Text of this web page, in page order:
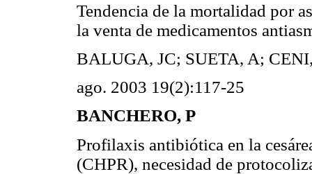
Tendencia de la mortalidad por
la venta de medicamentos
BALUGA, JC; SUETA, A;
ago. 2003 19(2):117-25
BANCHERO, P
Profilaxis antibiótica en la
(CHPR), necesidad de